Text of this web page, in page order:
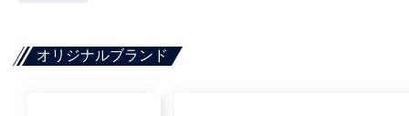
オリジナルブランド